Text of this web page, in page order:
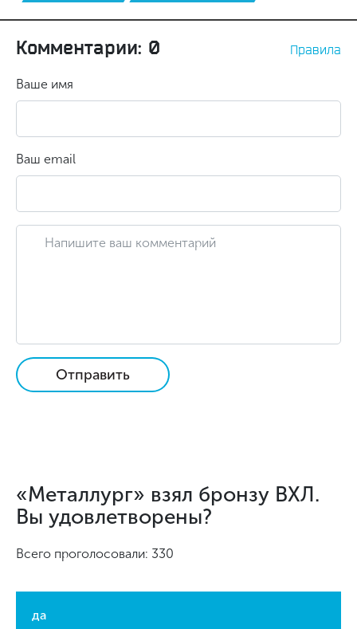
Комментарии: 0 Правила
Ваше имя
Ваш email
Отправить
«Металлург» взял бронзу ВХЛ.
Вы удовлетворены?
Всего проголосовали: 330
да